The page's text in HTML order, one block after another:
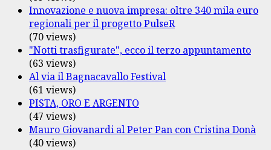
Innovazione e nuova impresa: oltre 340 mila euro
regionali per il progetto PulseR
(70 views)
"Notti trasfigurate", ecco il terzo appuntamento
(63 views)
Al via il Bagnacavallo Festival
(61 views)
PISTA, ORO E ARGENTO
(47 views)
Mauro Giovanardi al Peter Pan con Cristina Donà
(40 views)